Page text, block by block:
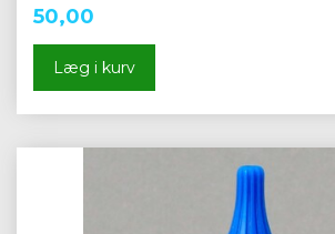
50,00
Læg i kurv